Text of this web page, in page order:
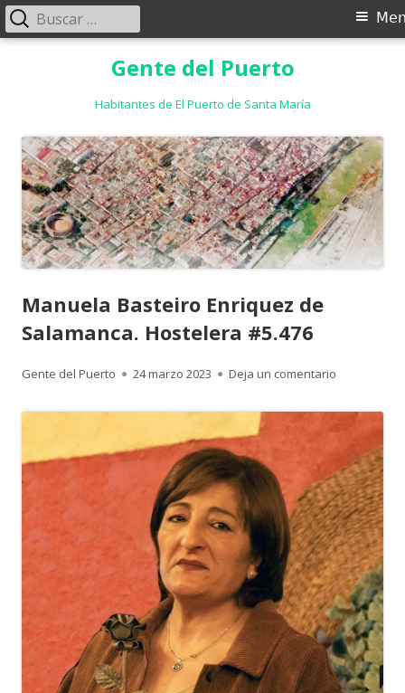
Gente del Puerto
Habitantes de El Puerto de Santa María
Menú
Buscar:
Manuela Basteiro Enriquez de
Salamanca. Hostelera #5.476
Autor
Gente del Puerto
Publicado
24 marzo 2023 Deja un comentario